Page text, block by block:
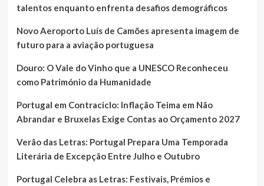
talentos enquanto enfrenta desafios demográficos
Novo Aeroporto Luís de Camões apresenta imagem de
futuro para a aviação portuguesa
Douro: O Vale do Vinho que a UNESCO Reconheceu
como Património da Humanidade
Portugal em Contraciclo: Inflação Teima em Não
Abrandar e Bruxelas Exige Contas ao Orçamento 2027
Verão das Letras: Portugal Prepara Uma Temporada
Literária de Excepção Entre Julho e Outubro
Portugal Celebra as Letras: Festivais, Prémios e